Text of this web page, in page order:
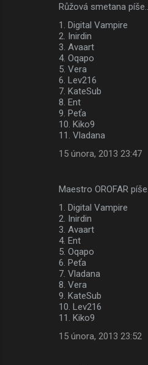
Růžová smetana píše…
1. Digital Vampire
2. Inirdin
3. Avaart
4. Oqapo
5. Vera
6. Lev216
7. KateSub
8. Ent
9. Peťa
10. Kiko9
11. Vladana
15 února, 2013 23:47
Maestro OROFAR píše…
1. Digital Vampire
2. Inirdin
3. Avaart
4. Ent
5. Oqapo
6. Peťa
7. Vladana
8. Vera
9. KateSub
10. Lev216
11. Kiko9
15 února, 2013 23:52